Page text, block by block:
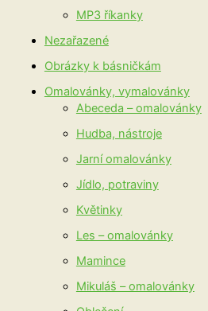
MP3 říkanky
Nezařazené
Obrázky k básničkám
Omalovánky, vymalovánky
Abeceda – omalovánky
Hudba, nástroje
Jarní omalovánky
Jídlo, potraviny
Květinky
Les – omalovánky
Mamince
Mikuláš – omalovánky